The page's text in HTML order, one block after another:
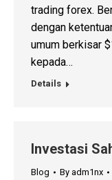
trading forex.
dengan
umum berkisar
kepada…
Details
Investasi
Blog By adm1nx